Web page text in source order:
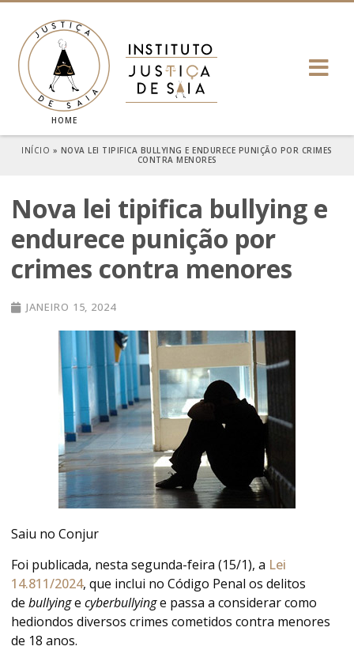
HOME
INÍCIO » NOVA LEI TIPIFICA BULLYING E ENDURECE PUNIÇÃO POR CRIMES
CONTRA MENORES
Nova lei tipifica bullying e
endurece punição por
crimes contra menores
JANEIRO 15, 2024
Saiu no Conjur
Foi publicada, nesta segunda-feira (15/1), a Lei
14.811/2024, que inclui no Código Penal os delitos
debullyingecyberbullyinge passa a considerar como
hediondos diversos crimes cometidos contra menores
de 18 anos.